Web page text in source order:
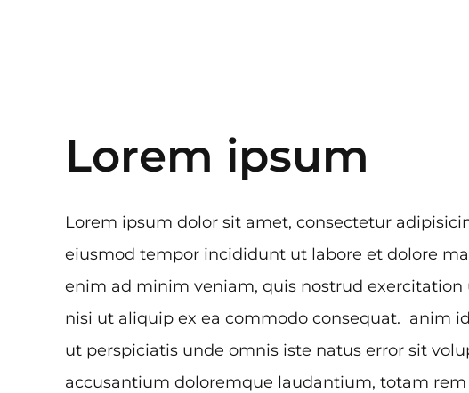
Lorem ipsum
Lorem ipsum dolor sit amet, consectetur
eiusmod tempor incididunt ut labore et dolore
enim ad minim veniam, quis nostrud exercitation
nisi ut aliquip ex ea commodo consequat. anim
ut perspiciatis unde omnis iste natus error sit
accusantium doloremque laudantium, totam rem